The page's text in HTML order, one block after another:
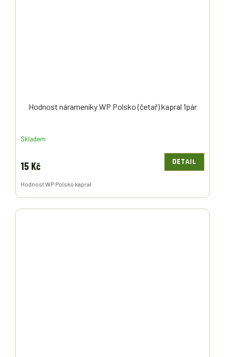
Hodnost nárameníky WP Polsko (četař) kapral 1pár
Skladem
15 Kč DETAIL
Hodnost WP Polsko kapral